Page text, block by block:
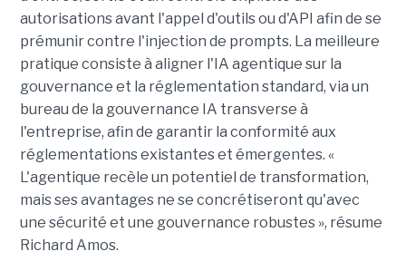
autorisations avant l'appel d'outils ou d'API afin de se
prémunir contre l'injection de prompts. La meilleure
pratique consiste à aligner l'IA agentique sur la
gouvernance et la réglementation standard, via un
bureau de la gouvernance IA transverse à
l'entreprise, afin de garantir la conformité aux
réglementations existantes et émergentes. «
L'agentique recèle un potentiel de transformation,
mais ses avantages ne se concrétiseront qu'avec
une sécurité et une gouvernance robustes », résume
Richard Amos.